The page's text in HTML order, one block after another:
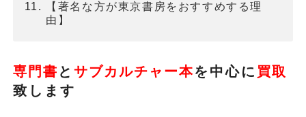
【著名な方が東京書房をおすすめする理
由】
専門書 とサブカルチャー本を 中心に 買取
致します